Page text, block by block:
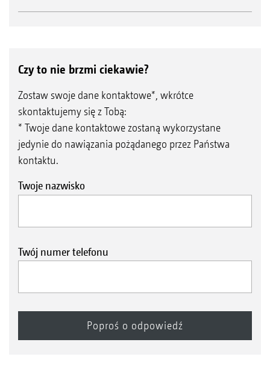
Czy to nie brzmi ciekawie?
Zostaw swoje dane kontaktowe*, wkrótce
skontaktujemy się z Tobą:
* Twoje dane kontaktowe zostaną wykorzystane
jedynie do nawiązania pożądanego przez Państwa
kontaktu.
Twoje nazwisko
Twój numer telefonu